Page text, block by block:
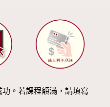
。若課程額滿，請填寫